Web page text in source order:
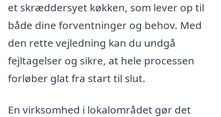
et skræddersyet køkken, som lever op til
både dine forventninger og behov. Med
den rette vejledning kan du undgå
fejltagelser og sikre, at hele processen
forløber glat fra start til slut.
En virksomhed i lokalområdet gør det